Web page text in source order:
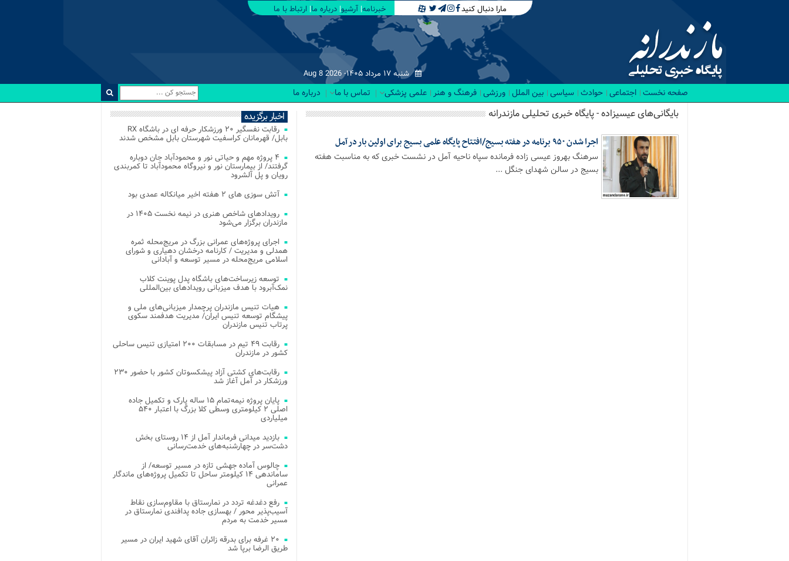
مارا دنبال کنید خبرنامه آرشیو درباره ما ارتباط با ما
شنبه ۱۷ مرداد ۱۴۰۵- Aug 8 2026
صفحه نخست اجتماعی حوادث سیاسی بین الملل ورزشی فرهنگ و هنر علمی پزشکی تماس با ما درباره ما
بایگانی‌های عیسیزاده - پایگاه خبری تحلیلی مازندرانه
اجرا شدن ۹۵۰ برنامه در هفته بسیج/افتتاح پایگاه علمی بسیج برای اولین بار در آمل
سرهنگ بهروز عیسی زاده فرمانده سپاه ناحیه آمل در نشست خبری که به مناسبت هفته
بسیج در سالن شهدای جنگل ...
اخبار برگزیده
رقابت نفسگیر ۲۰ ورزشکار حرفه ای در باشگاه RX
بابل/ قهرمانان کراسفیت شهرستان بابل مشخص شدند
۴ پروژه مهم و حیاتی نور و محمودآباد جان دوباره
گرفتند/ از بیمارستان نور و نیروگاه محمودآباد تا کمربندی
رویان و پل آلشرود
آتش‌ سوزی‌ های ۲ هفته اخیر میانکاله عمدی بود
رویدادهای شاخص هنری در نیمه نخست ۱۴۰۵ در
مازندران برگزار می‌شود
اجرای پروژه‌های عمرانی بزرگ در مریج‌محله ثمره
همدلی و مدیریت / کارنامه درخشان دهیاری و شورای
اسلامی مریج‌محله در مسیر توسعه و آبادانی
توسعه زیرساخت‌های باشگاه پدل پوینت کلاب
نمک‌آبرود با هدف میزبانی رویدادهای بین‌المللی
هیات تنیس مازندران پرچمدار میزبانی‌های ملی و
پیشگام توسعه تنیس ایران/ مدیریت هدفمند سکوی
پرتاب تنیس مازندران
رقابت ۴۹ تیم در مسابقات ۲۰۰ امتیازی تنیس ساحلی
کشور در مازندران
رقابت‌های کشتی آزاد پیشکسوتان کشور با حضور ۲۳۰
ورزشکار در آمل آغاز شد
پایان پروژه نیمه‌تمام ۱۵ ساله پارک و تکمیل جاده
اصلی ۲ کیلومتری وسطی کلا بزرگ با اعتبار ۵۴۰
میلیاردی
بازدید میدانی فرماندار آمل از ۱۴ روستای بخش
دشت‌سر در چهارشنبه‌های خدمت‌رسانی
چالوس آماده جهشی تازه در مسیر توسعه/ از
ساماندهی ۱۴ کیلومتر ساحل تا تکمیل پروژه‌های ماندگار
عمرانی
رفع دغدغه تردد در نمارستاق با مقاوم‌سازی نقاط
آسیب‌پذیر محور / بهسازی جاده پدافندی نمارستاق در
مسیر خدمت به مردم
۲۰ غرفه برای بدرقه زائران آقای شهید ایران در مسیر
طریق الرضا برپا شد